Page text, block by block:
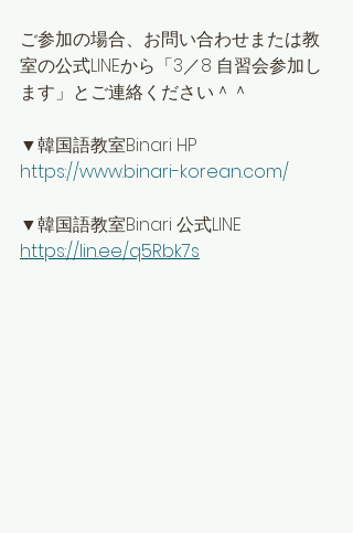
ご参加の場合、お問い合わせまたは教
室の公式LINEから「3／8 自習会参加し
ます」とご連絡ください＾＾
▼韓国語教室Binari HP
https://www.binari-korean.com/
▼韓国語教室Binari 公式LINE
https://lin.ee/q5Rbk7s